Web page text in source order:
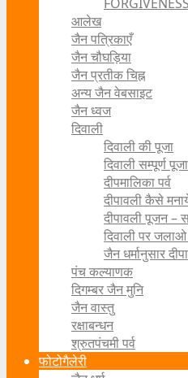
आलेख
जैन पत्रिकाएँ
जैन चौघड़िया
जैन प्रतीक चिह्न
अन्य जैन वेबसाइट
जैन ध्वज
दिवाली
दिवाली की पूजा
दिवाली सम्पूर्ण पूजा
दीपमालिका पर्व
दीपावली कैसे
दीपावली पूजन –
दिवाली पर जलाओ
जैन धर्मानुसार
पंच कल्याणक
दिगम्बर जैन मुनि
जैन वास्तु
रक्षाबन्धन
श्रुतपंचमी पर्व
फोटोगैलेरी